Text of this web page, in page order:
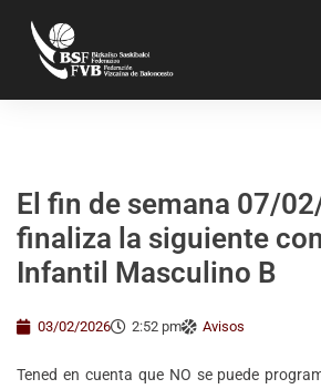
El fin de semana 07/
finaliza la siguiente
Infantil Masculino B
03/02/2026 2:52 pm Avisos
Tened en cuenta que NO se puede